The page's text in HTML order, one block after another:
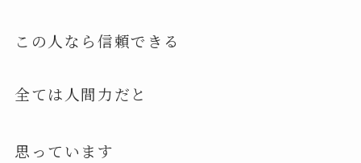
この人なら信頼できる
全ては人間力だと
思っています